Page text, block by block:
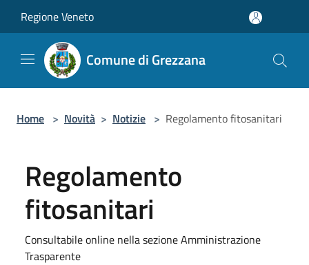
Regione Veneto
Comune di Grezzana
Home > Novità > Notizie > Regolamento fitosanitari
Regolamento
fitosanitari
Consultabile online nella sezione Amministrazione
Trasparente